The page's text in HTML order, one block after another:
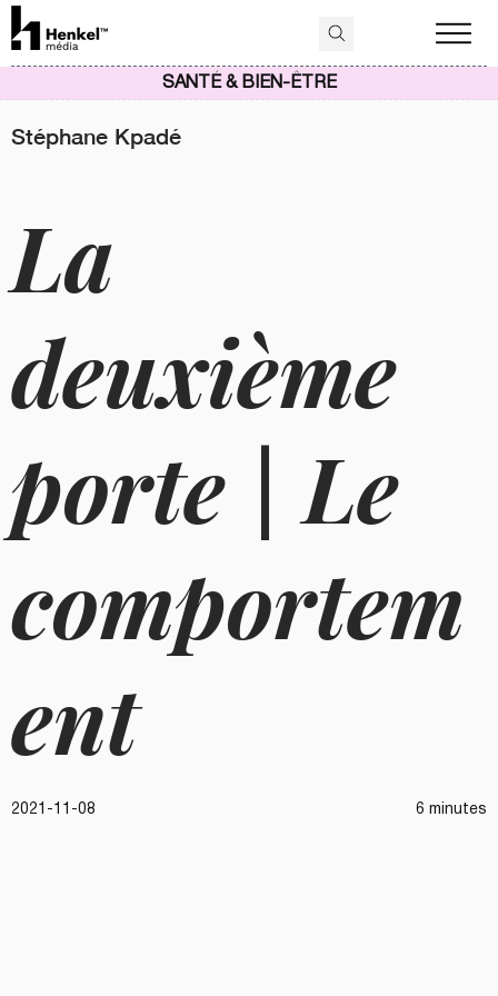
La
deuxième
porte | Le
comportem
ent
2021-11-08 6 minutes
Stéphane Kpadé
SANTÉ & BIEN-ÊTRE